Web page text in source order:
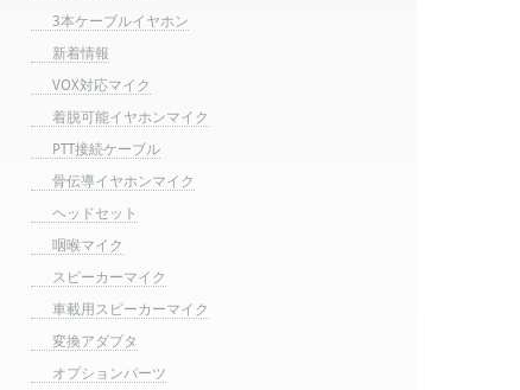
3本ケーブルイヤホン
新着情報
VOX対応マイク
着脱可能イヤホンマイク
PTT接続ケーブル
骨伝導イヤホンマイク
ヘッドセット
咽喉マイク
スピーカーマイク
車載用スピーカーマイク
変換アダプタ
オプションパーツ